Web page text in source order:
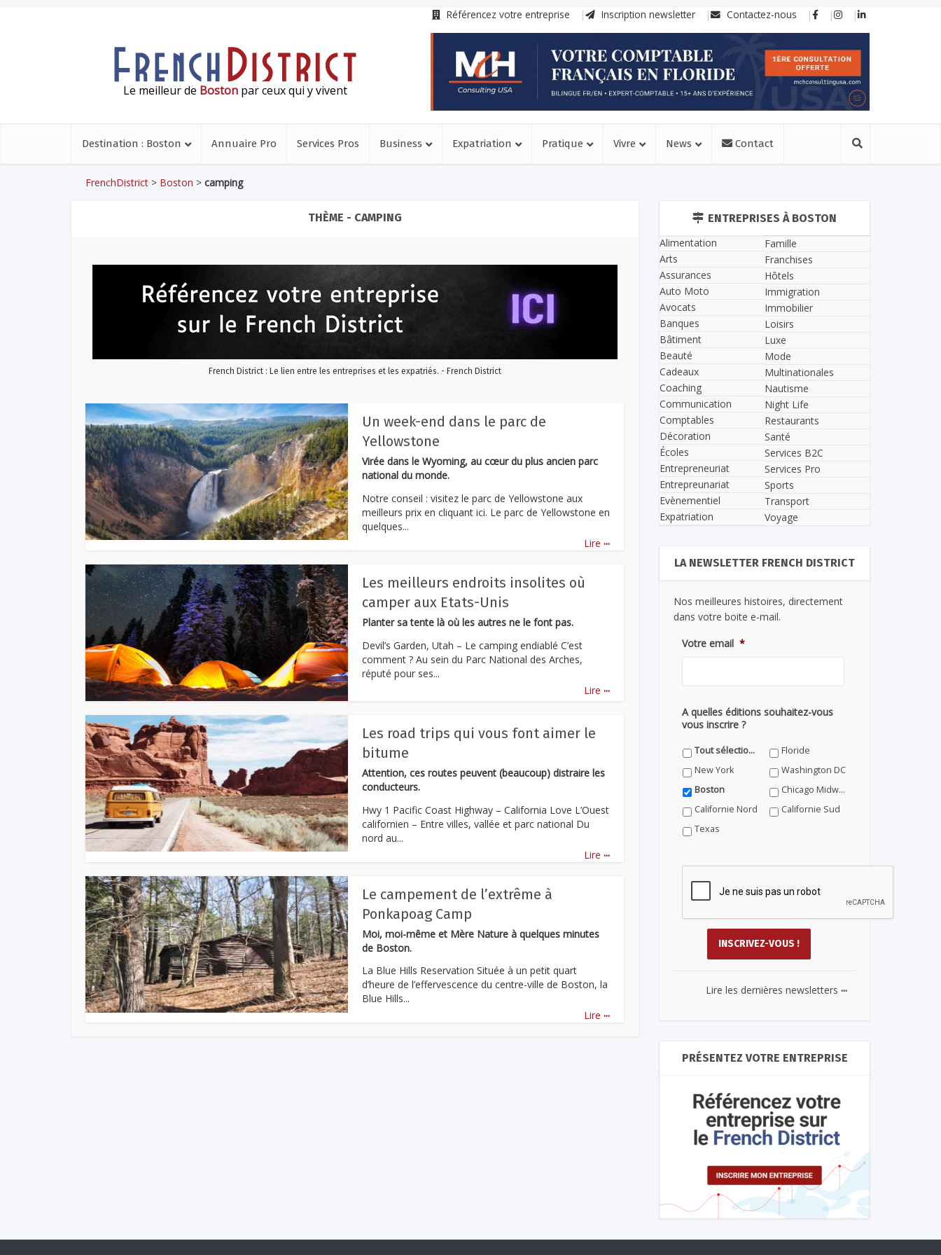
Référencez votre entreprise Inscription newsletter Contactez-nous
Le meilleur de Boston par ceux qui y vivent
Destination : Boston Annuaire Pro Services Pros Business Expatriation Pratique Vivre News Contact
FrenchDistrict > Boston > camping
THÈME - CAMPING
French District : Le lien entre les entreprises et les expatriés. - French District
Un week-end dans le parc de
Yellowstone
Virée dans le Wyoming, au cœur du plus ancien parc
national du monde.
Notre conseil : visitez le parc de Yellowstone aux
meilleurs prix en cliquant ici. Le parc de Yellowstone en
quelques...
Lire ...
Les meilleurs endroits insolites où
camper aux Etats-Unis
Planter sa tente là où les autres ne le font pas.
Devil’s Garden, Utah – Le camping endiablé C’est
comment ? Au sein du Parc National des Arches,
réputé pour ses...
Lire ...
Les road trips qui vous font aimer le
bitume
Attention, ces routes peuvent (beaucoup) distraire les
conducteurs.
Hwy 1 Pacific Coast Highway – California Love L’Ouest
californien – Entre villes, vallée et parc national Du
nord au...
Lire ...
Le campement de l’extrême à
Ponkapoag Camp
Moi, moi-même et Mère Nature à quelques minutes
de Boston.
La Blue Hills Reservation Située à un petit quart
d’heure de l’effervescence du centre-ville de Boston, la
Blue Hills...
Lire ...
ENTREPRISES À BOSTON
Alimentation
Arts
Assurances
Auto Moto
Avocats
Banques
Bâtiment
Beauté
Cadeaux
Coaching
Communication
Comptables
Décoration
Écoles
Entrepreneuriat
Entrepreunariat
Evènementiel
Expatriation
Famille
Franchises
Hôtels
Immigration
Immobilier
Loisirs
Luxe
Mode
Multinationales
Nautisme
Night Life
Restaurants
Santé
Services B2C
Services Pro
Sports
Transport
Voyage
LA NEWSLETTER FRENCH DISTRICT
Nos meilleures histoires, directement
dans votre boite e-mail.
Votre email *
A quelles éditions souhaitez-vous
vous inscrire ?
Tout sélectionner
Floride
New York
Washington DC
Boston
Chicago Midwest
Californie Nord
Californie Sud
Texas
Lire les dernières newsletters ...
PRÉSENTEZ VOTRE ENTREPRISE